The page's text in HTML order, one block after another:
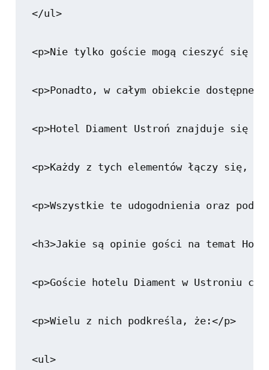
</ul>
<p>Nie tylko goście mogą cieszyć się
<p>Ponadto, w całym obiekcie
<p>Hotel Diament Ustroń znajduje się
<p>Każdy z tych elementów łączy się,
<p>Wszystkie te udogodnienia oraz
<h3>Jakie są opinie gości na temat
<p>Goście hotelu Diament w Ustroniu
<p>Wielu z nich podkreśla, że:</p>
<ul>